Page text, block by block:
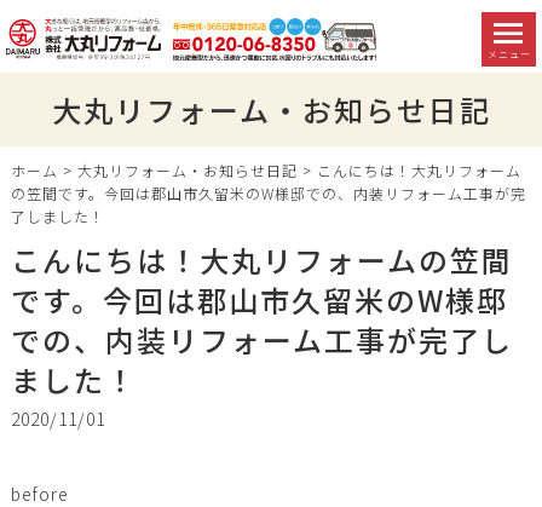
メニュー
大丸リフォーム・お知らせ日記
ホーム > 大丸リフォーム・お知らせ日記 > こんにちは！大丸リフォーム
の笠間です。今回は郡山市久留米のW様邸での、内装リフォーム工事が完
了しました！
こんにちは！大丸リフォームの笠間
です。今回は郡山市久留米のW様邸
での、内装リフォーム工事が完了し
ました！
2020/11/01
before